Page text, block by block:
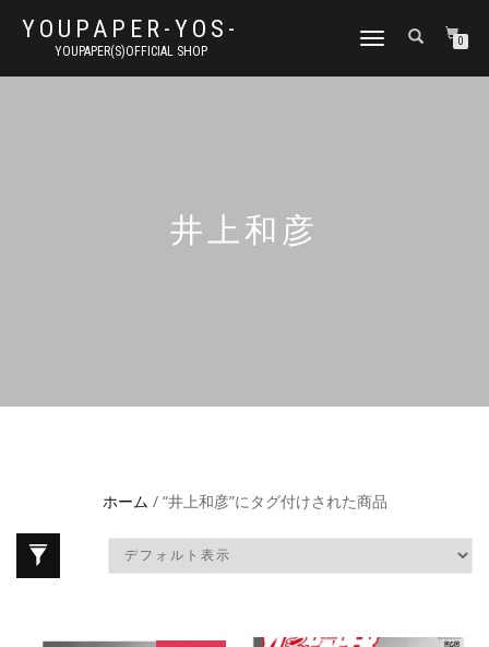
YOUPAPER-YOS-
YOUPAPER(S)OFFICIAL SHOP
ナ
ゲ
0
井上和彦
ホーム / “井上和彦”にタグ付けされた商品